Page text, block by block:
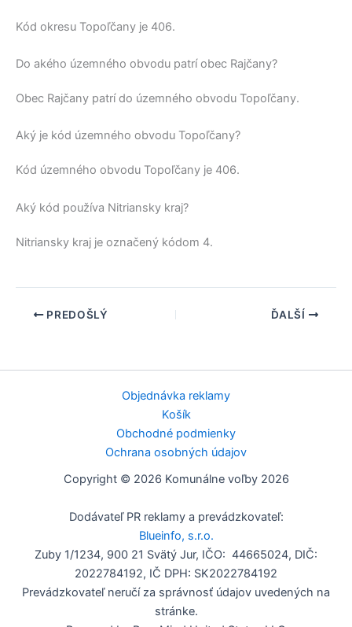
Kód okresu Topoľčany je 406.
Do akého územného obvodu patrí obec Rajčany?
Obec Rajčany patrí do územného obvodu Topoľčany.
Aký je kód územného obvodu Topoľčany?
Kód územného obvodu Topoľčany je 406.
Aký kód používa Nitriansky kraj?
Nitriansky kraj je označený kódom 4.
PREDOŠLÝ ĎALŠÍ
Objednávka reklamy
Košík
Obchodné podmienky
Ochrana osobných údajov
Copyright © 2026 Komunálne voľby 2026
Dodávateľ PR reklamy a prevádzkovateľ:
Blueinfo, s.r.o.
Zuby 1/1234, 900 21 Svätý Jur, IČO: 44665024, DIČ:
2022784192, IČ DPH: SK2022784192
Prevádzkovateľ neručí za správnosť údajov uvedených na
stránke.